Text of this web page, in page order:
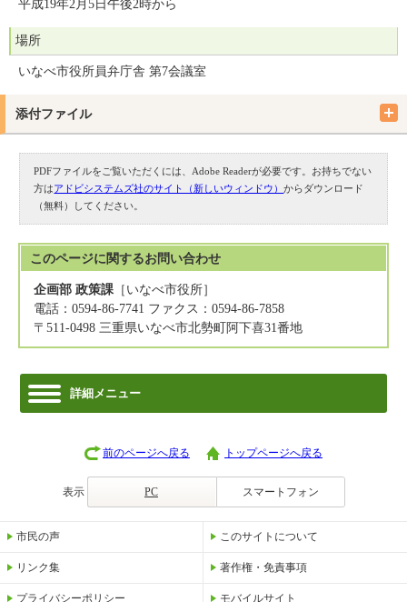
平成19年2月5日午後2時から
場所
いなべ市役所員弁庁舎 第7会議室
添付ファイル
PDFファイルをご覧いただくには、Adobe Readerが必要です。お持ちでない
方はアドビシステムズ社のサイト（新しいウィンドウ）からダウンロード
（無料）してください。
このページに関するお問い合わせ
企画部 政策課 ［いなべ市役所］
電話：0594-86-7741 ファクス：0594-86-7858
〒511-0498 三重県いなべ市北勢町阿下喜31番地
詳細メニュー
前のページへ戻る トップページへ戻る
表示 PC スマートフォン
市民の声 このサイトについて
リンク集 著作権・免責事項
プライバシーポリシー モバイルサイト